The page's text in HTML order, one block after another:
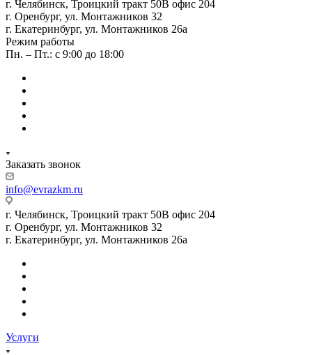
г. Челябинск, Троицкий тракт 50В офис 204
г. Оренбург, ул. Монтажников 32
г. Екатеринбург, ул. Монтажников 26а
Режим работы
Пн. – Пт.: с 9:00 до 18:00
Заказать звонок
info@evrazkm.ru
г. Челябинск, Троицкий тракт 50В офис 204
г. Оренбург, ул. Монтажников 32
г. Екатеринбург, ул. Монтажников 26а
Услуги